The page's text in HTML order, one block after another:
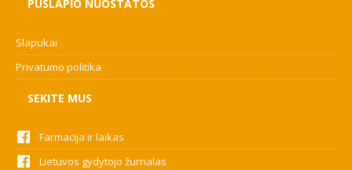
PUSLAPIO NUOSTATOS
Slapukai
Privatumo politika
SEKITE MUS
Farmacija ir laikas
Lietuvos gydytojo žurnalas